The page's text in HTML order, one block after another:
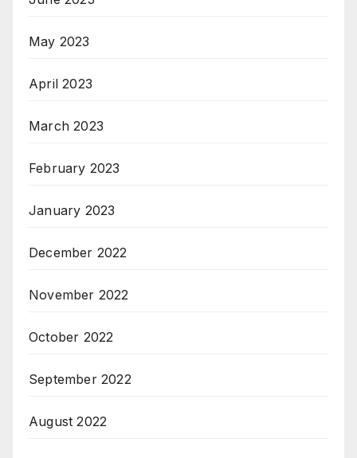
May 2023
April 2023
March 2023
February 2023
January 2023
December 2022
November 2022
October 2022
September 2022
August 2022